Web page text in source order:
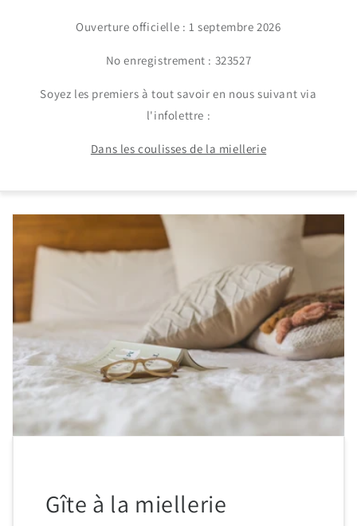
Ouverture officielle : 1 septembre 2026
No enregistrement : 323527
Soyez les premiers à tout savoir en nous suivant via
l'infolettre :
Dans les coulisses de la miellerie
Gîte à la miellerie